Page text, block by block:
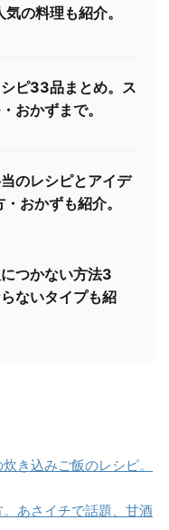
の料理も紹介。
ピ33品まとめ。ス
おかずまで。
のレシピとアイデ
おかずも紹介。
つかない方法3
ないタイプも紹
き込みご飯のレシピ。
あさイチで話題、甘酒